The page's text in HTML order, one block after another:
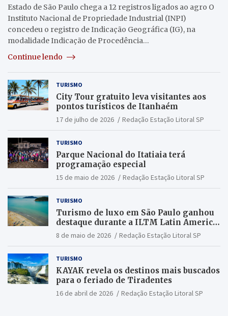
Estado de São Paulo chega a 12 registros ligados ao agro O
Instituto Nacional de Propriedade Industrial (INPI)
concedeu o registro de Indicação Geográfica (IG), na
modalidade Indicação de Procedência…
Continue lendo
TURISMO
City Tour gratuito leva visitantes aos
pontos turísticos de Itanhaém
17 de julho de 2026 Redação Estação Litoral SP
TURISMO
Parque Nacional do Itatiaia terá
programação especial
15 de maio de 2026 Redação Estação Litoral SP
TURISMO
Turismo de luxo em São Paulo ganhou
destaque durante a ILTM Latin America
2026
8 de maio de 2026 Redação Estação Litoral SP
TURISMO
KAYAK revela os destinos mais buscados
para o feriado de Tiradentes
16 de abril de 2026 Redação Estação Litoral SP